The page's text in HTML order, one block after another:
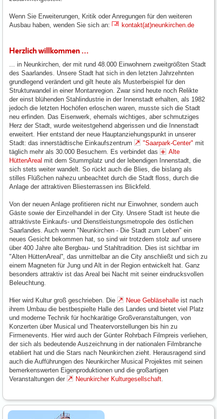
Wenn Sie Erweiterungen, Kritik oder Anregungen für den weiteren
Ausbau haben, wenden Sie sich an:
kontakt(at)neunkirchen.de
Herzlich willkommen ...
... in Neunkirchen, der mit rund 48.000 Einwohnern zweitgrößten Stadt
des Saarlandes. Unsere Stadt hat sich in den letzten Jahrzehnten
grundlegend verändert und gilt heute als Musterbeispiel für den
Strukturwandel in einer Montanregion. Zwar sind heute noch Relikte
der einst blühenden Stahlindustrie in der Innenstadt erhalten, als 1982
jedoch die letzten Hochöfen erloschen waren, musste sich die Stadt
neu erfinden. Das Eisenwerk, ehemals wichtiges, aber schmutziges
Herz der Stadt, wurde weitestgehend abgerissen und die Innenstadt
erweitert. Hier entstand der neue Hauptanziehungspunkt in unserer
Stadt: das innerstädtische Einkaufszentrum
"Saarpark-Center" mit
täglich mehr als 30.000 Besuchern. Es verbindet das
Alte
HüttenAreal mit dem Stummplatz und der lebendigen Innenstadt, die
sich stets weiter wandelt. So rückt auch die Blies, die bislang als
stilles Flüßchen nahezu unbeachtet durch die Stadt floss, durch die
Anlage der attraktiven Bliesterrassen ins Blickfeld.
Von der neuen Anlage profitieren nicht nur Einwohner, sondern auch
Gäste sowie der Einzelhandel in der City. Unsere Stadt ist heute die
attraktivste Einkaufs- und Dienstleistungsmetropole des östlichen
Saarlandes. Auch wenn "Neunkirchen - Die Stadt zum Leben" ein
neues Gesicht bekommen hat, so sind wir trotzdem stolz auf unsere
über 400 Jahre alte Bergbau- und Stahltradition. Dies ist sichtbar im
"Alten HüttenAreal'', das unmittelbar an die City anschließt und sich zu
einem Magneten für Jung und Alt in der Region entwickelt hat. Ganz
besonders attraktiv ist das Areal bei Nacht mit seiner eindrucksvollen
Beleuchtung.
Hier wird Kultur groß geschrieben. Die Neue Gebläsehalle ist nach
ihrem Umbau die bestbespielte Halle des Landes und bietet viel Platz
und moderne Technik für hochkarätige Großveranstaltungen, von
Konzerten über Musical und Theatervorstellungen bis hin zu
Firmenevents. Hier wird auch der Günter Rohrbach Filmpreis verliehen,
der sich als bedeutende Auszeichnung in der nationalen Filmbranche
etabliert hat und die Stars nach Neunkirchen zieht. Herausragend sind
auch die Aufführungen des Neunkircher Musical Projektes mit seinen
bemerkenswerten Eigenproduktionen und die großartigen
Veranstaltungen der
Neunkircher Kulturgesellschaft